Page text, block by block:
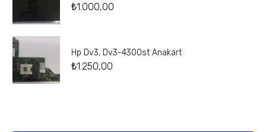
₺1.000,00
Hp Dv3, Dv3-4300st Anakart
₺1.250,00